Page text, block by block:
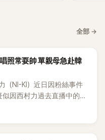
全部 →
單親母急赴韓
（NI-KI）近日因粉絲事件
因西村力過去直播中的言
承受大量負面留言。日前